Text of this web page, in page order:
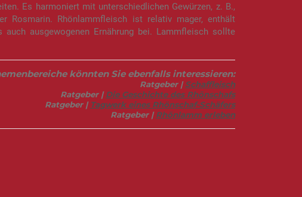
Es harmoniert mit unterschiedlichen Gewürzen, z. B.,
Rosmarin. Rhönlammfleisch ist relativ mager, enthält
ausgewogenen Ernährung bei. Lammfleisch sollte
könnten Sie ebenfalls interessieren:
Ratgeber |Schaffleisch
Ratgeber |Die Geschichte des Rhönschafs
Ratgeber | Tagwerk eines Rhönschaf-Schäfers
Ratgeber |Rhönlamm erleben